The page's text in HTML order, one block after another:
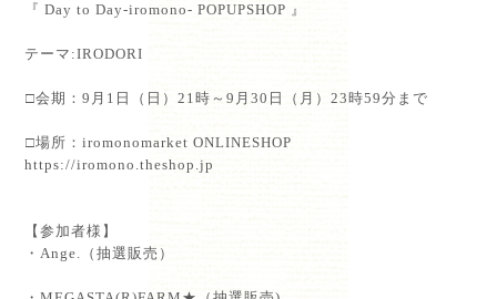
『 Day to Day-iromono- POPUPSHOP 』⁡
テーマ:IRODORI⁡
⁡□会期：9月1日（日）21時～9月30日（月）23時59分まで⁡
⁡□場所：iromonomarket ONLINESHOP
https://iromono.theshop.jp
【参加者様】⁡
・Ange.（抽選販売）